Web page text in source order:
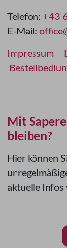
Telefon: +43
E-Mail:
Impressum
Mit
bleiben?
Hier können
aktuelle Infos